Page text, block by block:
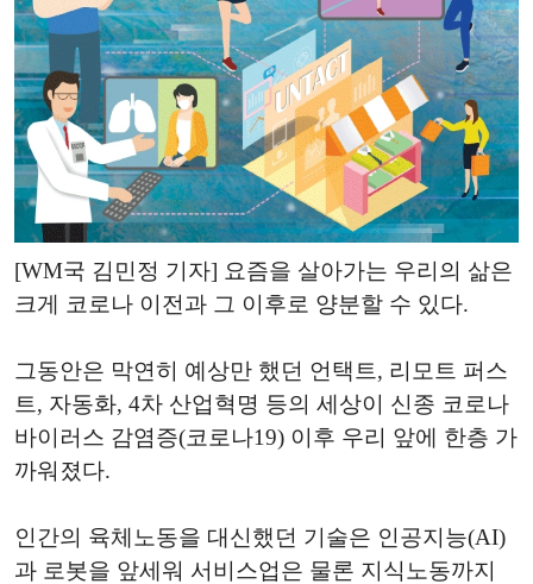
[WM국 김민정 기자] 요즘을 살아가는 우리의 삶은
크게 코로나 이전과 그 이후로 양분할 수 있다.
그동안은 막연히 예상만 했던 언택트, 리모트 퍼스
트, 자동화, 4차 산업혁명 등의 세상이 신종 코로나
바이러스 감염증(코로나19) 이후 우리 앞에 한층 가
까워졌다.
인간의 육체노동을 대신했던 기술은 인공지능(AI)
과 로봇을 앞세워 서비스업은 물론 지식노동까지